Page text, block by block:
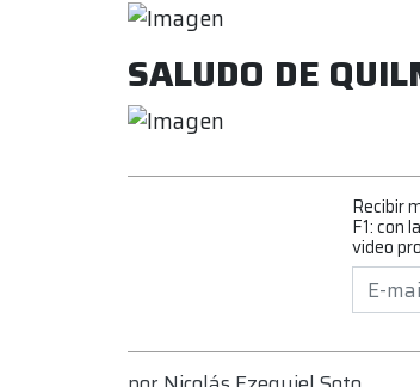
SALUDO DE
Recibir
F1: con
video